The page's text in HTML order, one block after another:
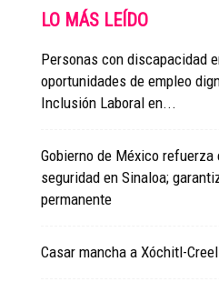
LO MÁS LEÍDO
Personas con discapacidad
oportunidades de empleo
Inclusión Laboral en...
Gobierno de México
seguridad en Sinaloa;
permanente
Casar mancha a Xóchitl-Creel